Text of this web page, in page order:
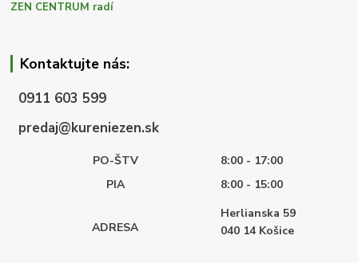
ZEN CENTRUM radí
Kontaktujte nás:
0911 603 599
predaj@kureniezen.sk
PO-ŠTV
8:00 - 17:00
PIA
8:00 - 15:00
ADRESA
Herlianska 59
040 14 Košice